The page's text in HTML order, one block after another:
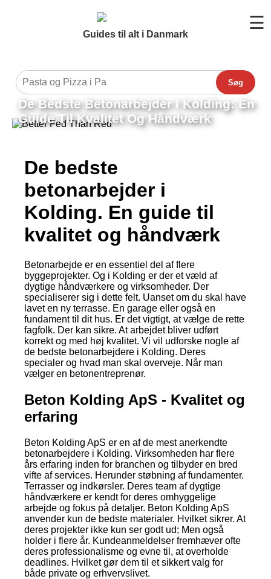
Guides til alt i Danmark
☰
Søg
De Bedste Betonarbejder I Kolding: En
Guide Til Kvalitet Og Håndværk
De bedste
betonarbejder i
Kolding. En guide til
kvalitet og håndværk
Betonarbejde er en essentiel del af flere
byggeprojekter. Og i Kolding er der et væld af
dygtige håndværkere og virksomheder. Der
specialiserer sig i dette felt. Uanset om du skal have
lavet en ny terrasse. En garage eller også en
fundament til dit hus. Er det vigtigt, at vælge de rette
fagfolk. Der kan sikre. At arbejdet bliver udført
korrekt og med høj kvalitet. Vi vil udforske nogle af
de bedste betonarbejdere i Kolding. Deres
specialer og hvad man skal overveje. Når man
vælger en betonentreprenør.
Beton Kolding ApS - Kvalitet og
erfaring
Beton Kolding ApS er en af de mest anerkendte
betonarbejdere i Kolding. Virksomheden har flere
års erfaring inden for branchen og tilbyder en bred
vifte af services. Herunder støbning af fundamenter.
Terrasser og indkørsler. Deres team af dygtige
håndværkere er kendt for deres omhyggelige
arbejde og fokus på detaljer. Beton Kolding ApS
anvender kun de bedste materialer. Hvilket sikrer. At
deres projekter ikke kun ser godt ud; Men også
holder i flere år. Kundeanmeldelser fremhæver ofte
deres professionalisme og evne til, at overholde
deadlines. Hvilket gør dem til et sikkert valg for
både private og erhvervslivet.